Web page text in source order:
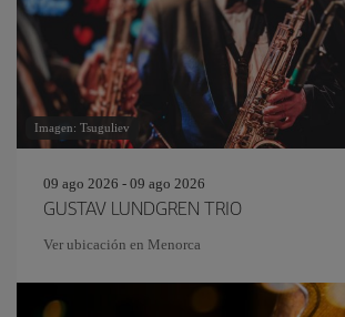
Imagen: Tsuguliev
09 ago 2026 - 09 ago 2026
GUSTAV LUNDGREN TRIO
Ver ubicación en Menorca